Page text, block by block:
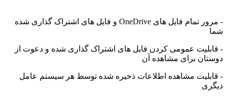
- مرور تمام فایل های OneDrive و فایل های اشتراک گذاری شده
عمومی کردن فایل های اشتراک گذاری شده و دعوت از
برای مشاهده آن
مشاهده اطلاعات ذخیره شده توسط هر سیستم عامل